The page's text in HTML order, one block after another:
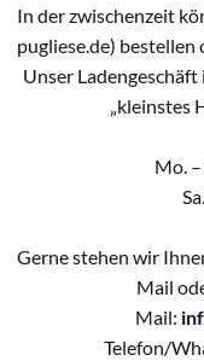
In der zwischenzeit
pugliese.de) bestellen
Unser Ladengeschäft
„kleinstes
Mo.
Gerne stehen wir
Mail
Mail:
Telefon/